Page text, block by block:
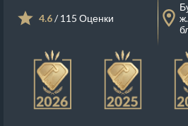
4.6/ 115 Оценки